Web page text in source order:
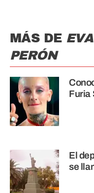
MÁS DE EVA
PERÓN
Furia
El
se